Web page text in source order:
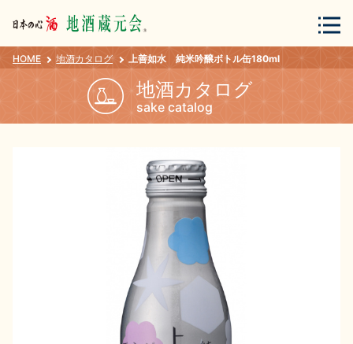
会員登録 ログイン
地酒カタログ
HOME 地酒カタログ 上善如水 純米吟醸ボトル缶180ml
地酒カタログ
sake catalog